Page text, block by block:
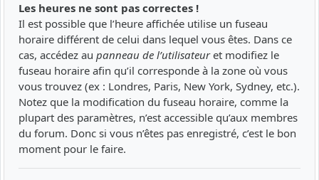
Les heures ne sont pas correctes !
Il est possible que l’heure affichée utilise un fuseau
horaire différent de celui dans lequel vous êtes. Dans ce
cas, accédez au panneau de l’utilisateuret modifiez le
fuseau horaire afin qu’il corresponde à la zone où vous
vous trouvez (ex : Londres, Paris, New York, Sydney, etc.).
Notez que la modification du fuseau horaire, comme la
plupart des paramètres, n’est accessible qu’aux membres
du forum. Donc si vous n’êtes pas enregistré, c’est le bon
moment pour le faire.